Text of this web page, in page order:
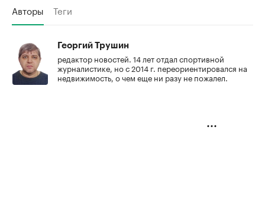
Авторы Теги
Георгий Трушин
редактор новостей. 14 лет отдал спортивной
журналистике, но с 2014 г. переориентировался на
недвижимость, о чем еще ни разу не пожалел.